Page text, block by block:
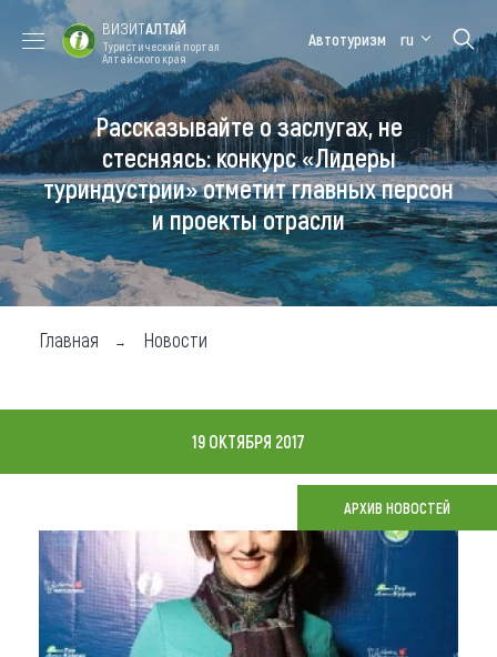
Форум VISIT
ALTAI
Цветение
маральника
Медицинский
форум
Алтайская
зимовка
Туры
Где побывать
Чем заняться
Где остановиться
Что привезти (сувениры)
О регионе
Коллекция впечатлений
ВИЗИТАЛТАЙ
Туристический портал
Алтайского края
Автотуризм ru
Рассказывайте о заслугах, не
стесняясь: конкурс «Лидеры
туриндустрии» отметит главных персон
и проекты отрасли
Главная Новости
19 ОКТЯБРЯ 2017
АРХИВ НОВОСТЕЙ